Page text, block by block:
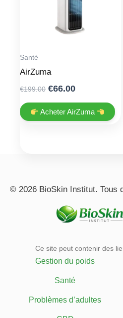
Santé
AirZuma
€199.00 Original
was:
€199.00.
€66.00Current
is:
€66.00.
Acheter AirZuma
© 2026 BioSkin Institut. Tous
Ce site peut contenir des
Gestion du poids
Santé
Problèmes d’adultes